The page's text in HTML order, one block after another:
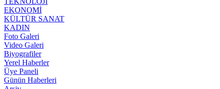
EKONOMİ
KÜLTÜR SANAT
KADIN
Foto Galeri
Video Galeri
Biyografiler
Yerel Haberler
Üye Paneli
Günün Haberleri